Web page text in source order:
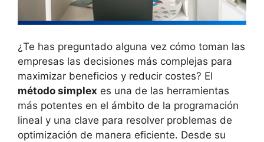
¿Te has preguntado alguna vez cómo toman las
empresas las decisiones más complejas para
maximizar beneficios y reducir costes? El
método simplex es una de las herramientas
más potentes en el ámbito de la programación
lineal y una clave para resolver problemas de
optimización de manera eficiente. Desde su